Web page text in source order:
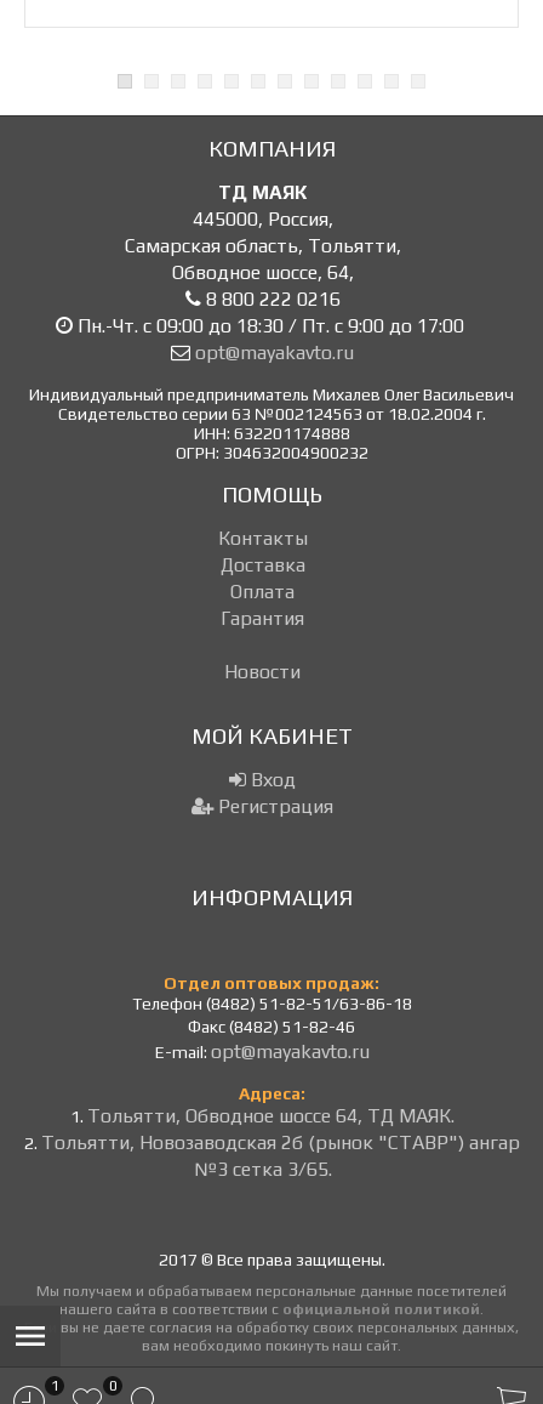
КОМПАНИЯ
ТД МАЯК
445000, Россия,
Самарская область, Тольятти,
Обводное шоссе, 64,
8 800 222 0216
Пн.-Чт. с 09:00 до 18:30 / Пт. с 9:00 до 17:00
opt@mayakavto.ru
Индивидуальный предприниматель Михалев Олег Васильевич
Свидетельство серии 63 №002124563 от 18.02.2004 г.
ИНН: 632201174888
ОГРН: 304632004900232
ПОМОЩЬ
Контакты
Доставка
Оплата
Гарантия
Новости
МОЙ КАБИНЕТ
Вход
Регистрация
ИНФОРМАЦИЯ
Отдел оптовых продаж:
Телефон (8482) 51-82-51/63-86-18
Факс (8482) 51-82-46
E-mail: opt@mayakavto.ru
Адреса:
1. Тольятти, Обводное шоссе 64, ТД МАЯК.
2. Тольятти, Новозаводская 2б (рынок "СТАВР") ангар
№3 сетка 3/65.
2017 © Все права защищены.
Мы получаем и обрабатываем персональные данные посетителей
нашего сайта в соответствии с официальной политикой.
Если вы не даете согласия на обработку своих персональных данных,
вам необходимо покинуть наш сайт.
1 0